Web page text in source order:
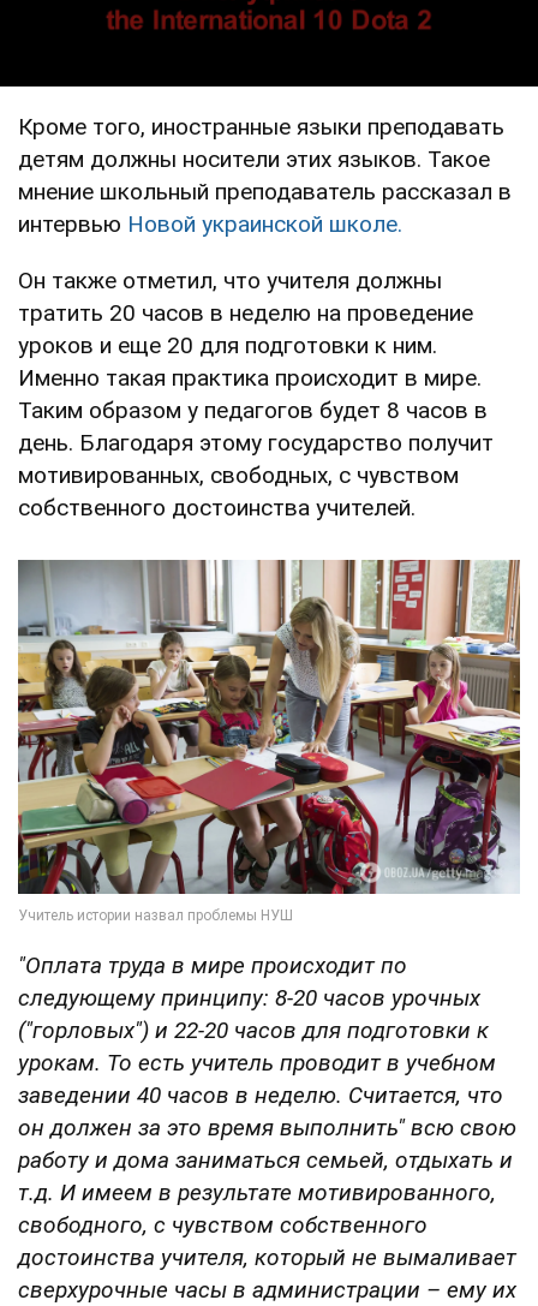
Кроме того, иностранные языки преподавать
детям должны носители этих языков. Такое
мнение школьный преподаватель рассказал в
интервью Новой украинской школе.
Он также отметил, что учителя должны
тратить 20 часов в неделю на проведение
уроков и еще 20 для подготовки к ним.
Именно такая практика происходит в мире.
Таким образом у педагогов будет 8 часов в
день. Благодаря этому государство получит
мотивированных, свободных, с чувством
собственного достоинства учителей.
"Оплата труда в мире происходит по
следующему принципу: 8-20 часов урочных
("горловых") и 22-20 часов для подготовки к
урокам. То есть учитель проводит в учебном
заведении 40 часов в неделю. Считается, что
он должен за это время выполнить" всю свою
работу и дома заниматься семьей, отдыхать и
т.д. И имеем в результате мотивированного,
свободного, с чувством собственного
достоинства учителя, который не вымаливает
сверхурочные часы в администрации – ему их